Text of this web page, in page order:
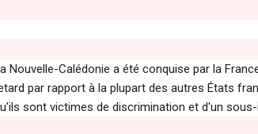
Nouvelle-Calédonie a été conquise par la
par rapport à la plupart des autres États
sont victimes de discrimination et d'un